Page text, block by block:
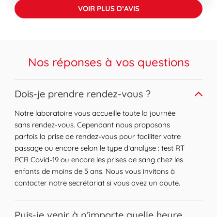
de Dole un lieu privilégié pour allier confort
VOIR PLUS D’AVIS
Nos réponses à vos questions
Dois-je prendre rendez-vous ?
Expand or collapse answer
Notre laboratoire vous accueille toute la journée
sans rendez-vous. Cependant nous proposons
parfois la prise de rendez-vous pour faciliter votre
passage ou encore selon le type d’analyse : test RT
PCR Covid-19 ou encore les prises de sang chez les
enfants de moins de 5 ans. Nous vous invitons à
contacter notre secrétariat si vous avez un doute.
Expand or collapse answer